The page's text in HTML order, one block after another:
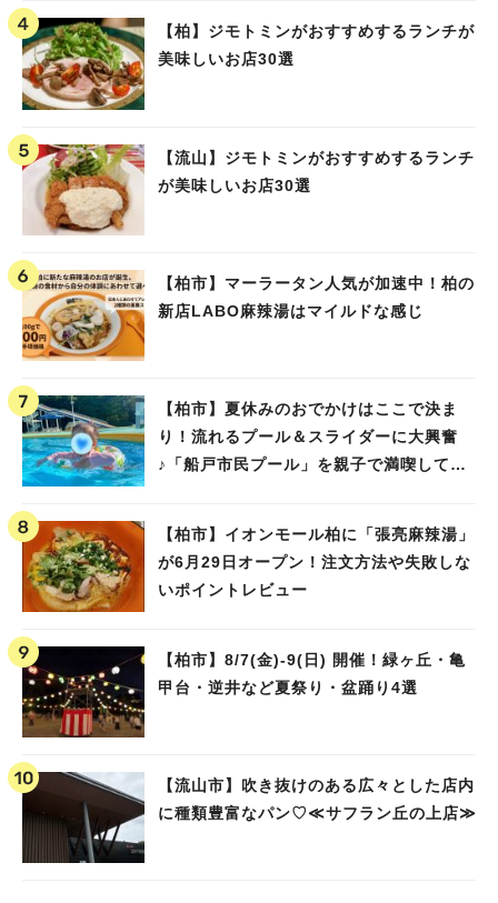
【柏】ジモトミンがおすすめするランチが
美味しいお店30選
【流山】ジモトミンがおすすめするランチ
が美味しいお店30選
【柏市】マーラータン人気が加速中！柏の
新店LABO麻辣湯はマイルドな感じ
【柏市】夏休みのおでかけはここで決ま
り！流れるプール＆スライダーに大興奮
♪「船戸市民プール」を親子で満喫してき
【柏市】イオンモール柏に「張亮麻辣湯」
が6月29日オープン！注文方法や失敗しな
いポイントレビュー
【柏市】8/7(金)‐9(日) 開催！緑ヶ丘・亀
甲台・逆井など夏祭り・盆踊り4選
【流山市】吹き抜けのある広々とした店内
に種類豊富なパン♡≪サフラン丘の上店≫